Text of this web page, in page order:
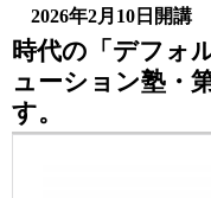
2026年2月10日開講
時代の「デフォ
ューション塾・
す。